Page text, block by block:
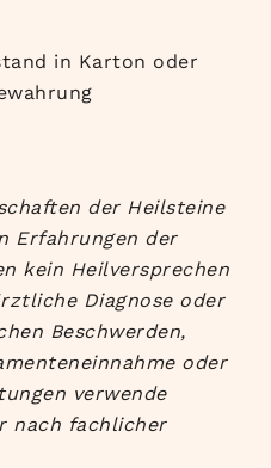
in Karton oder
der Heilsteine
Erfahrungen der
kein Heilversprechen
Diagnose oder
Beschwerden,
oder
verwende
nach fachlicher